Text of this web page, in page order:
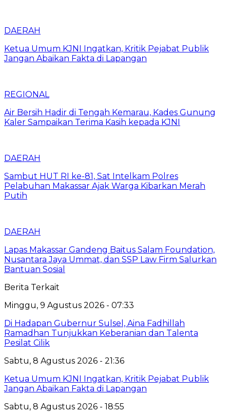
DAERAH
Ketua Umum KJNI Ingatkan, Kritik Pejabat Publik
Jangan Abaikan Fakta di Lapangan
REGIONAL
Air Bersih Hadir di Tengah Kemarau, Kades Gunung
Kaler Sampaikan Terima Kasih kepada KJNI
DAERAH
Sambut HUT RI ke-81, Sat Intelkam Polres
Pelabuhan Makassar Ajak Warga Kibarkan Merah
Putih
DAERAH
Lapas Makassar Gandeng Baitus Salam Foundation,
Nusantara Jaya Ummat, dan SSP Law Firm Salurkan
Bantuan Sosial
Berita Terkait
Minggu, 9 Agustus 2026 - 07:33
Di Hadapan Gubernur Sulsel, Aina Fadhillah
Ramadhan Tunjukkan Keberanian dan Talenta
Pesilat Cilik
Sabtu, 8 Agustus 2026 - 21:36
Ketua Umum KJNI Ingatkan, Kritik Pejabat Publik
Jangan Abaikan Fakta di Lapangan
Sabtu, 8 Agustus 2026 - 18:55